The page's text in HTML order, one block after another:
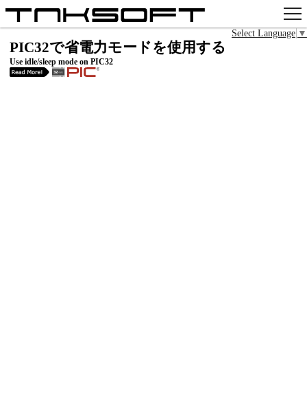
アプリ
x
Select Language ▼
PIC32で省電力モードを使用する
Use idle/sleep mode on PIC32